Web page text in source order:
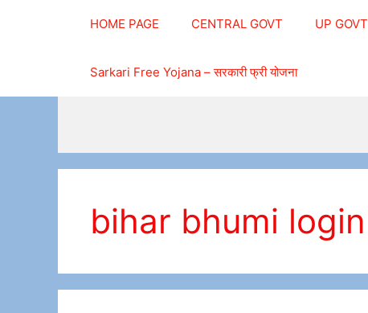
HOME PAGE CENTRAL GOVT UP GOVT
Sarkari Free Yojana – सरकारी फ्री योजना
bihar bhumi login